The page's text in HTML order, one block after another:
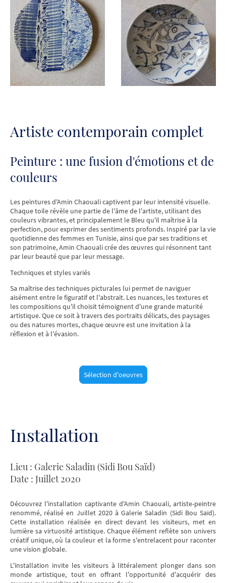
Artiste contemporain complet
Peinture : une fusion d'émotions et de
couleurs
Les peintures d'Amin Chaouali captivent par leur intensité visuelle.
Chaque toile révèle une partie de l'âme de l'artiste, utilisant des
couleurs vibrantes, et principalement le Bleu qu'il maîtrise à la
perfection, pour exprimer des sentiments profonds. Inspiré par la vie
quotidienne des femmes en Tunisie, ainsi que par ses traditions et
son patrimoine, Amin Chaouali crée des œuvres qui résonnent tant
par leur beauté que par leur message.
Techniques et styles variés
Sa maîtrise des techniques picturales lui permet de naviguer
aisément entre le figuratif et l'abstrait. Les nuances, les textures et
les compositions qu'il choisit témoignent d'une grande maturité
artistique. Que ce soit à travers des portraits délicats, des paysages
ou des natures mortes, chaque œuvre est une invitation à la
réflexion et à l'évasion.
Sélection d'oeuvres
Installation
Lieu : Galerie Saladin (Sidi Bou Saïd)
Date : Juillet 2020
Découvrez l'installation captivante d'Amin Chaouali, artiste-peintre
renommé, réalisé en Juillet 2020 à Galerie Saladin (Sidi Bou Saïd).
Cette installation réalisée en direct devant les visiteurs, met en
lumière sa virtuosité artistique. Chaque élément reflète son univers
créatif unique, où la couleur et la forme s'entrelacent pour raconter
une vision globale.
L'installation invite les visiteurs à littéralement plonger dans son
monde artistique, tout en offrant l'opportunité d'acquérir des